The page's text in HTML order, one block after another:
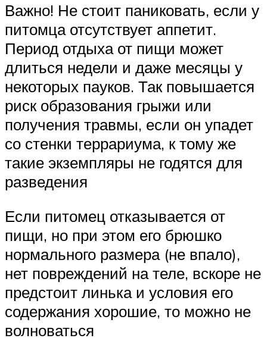
Важно! Не стоит паниковать, если у
питомца отсутствует аппетит.
Период отдыха от пищи может
длиться недели и даже месяцы у
некоторых пауков. Так повышается
риск образования грыжи или
получения травмы, если он упадет
со стенки террариума, к тому же
такие экземпляры не годятся для
разведения
Если питомец отказывается от
пищи, но при этом его брюшко
нормального размера (не впало),
нет повреждений на теле, вскоре не
предстоит линька и условия его
содержания хорошие, то можно не
волноваться